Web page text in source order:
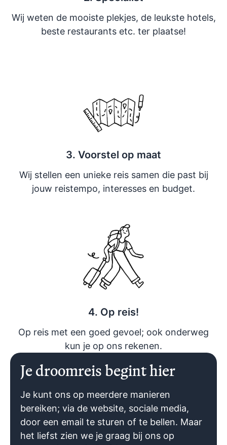
Wij weten de mooiste plekjes, de leukste hotels,
beste restaurants etc. ter plaatse!
3. Voorstel op maat
Wij stellen een unieke reis samen die past bij
jouw reistempo, interesses en budget.
4. Op reis!
Op reis met een goed gevoel; ook onderweg
kun je op ons rekenen.
Je droomreis begint hier
Je kunt ons op meerdere manieren
bereiken; via de website, sociale media,
door een email te sturen of te bellen. Maar
het liefst zien we je graag bij ons op